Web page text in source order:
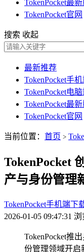
TokenPocket最
TokenPocket官网
搜索 收起
最新推荐
TokenPocket手
TokenPocket电
TokenPocket最
TokenPocket官网
当前位置： 首页 >
TokenPocket
产与身份管理
TokenPocket手机端下
2026-01-05 09:47:31 浏
TokenPocket推
份管理领域开启